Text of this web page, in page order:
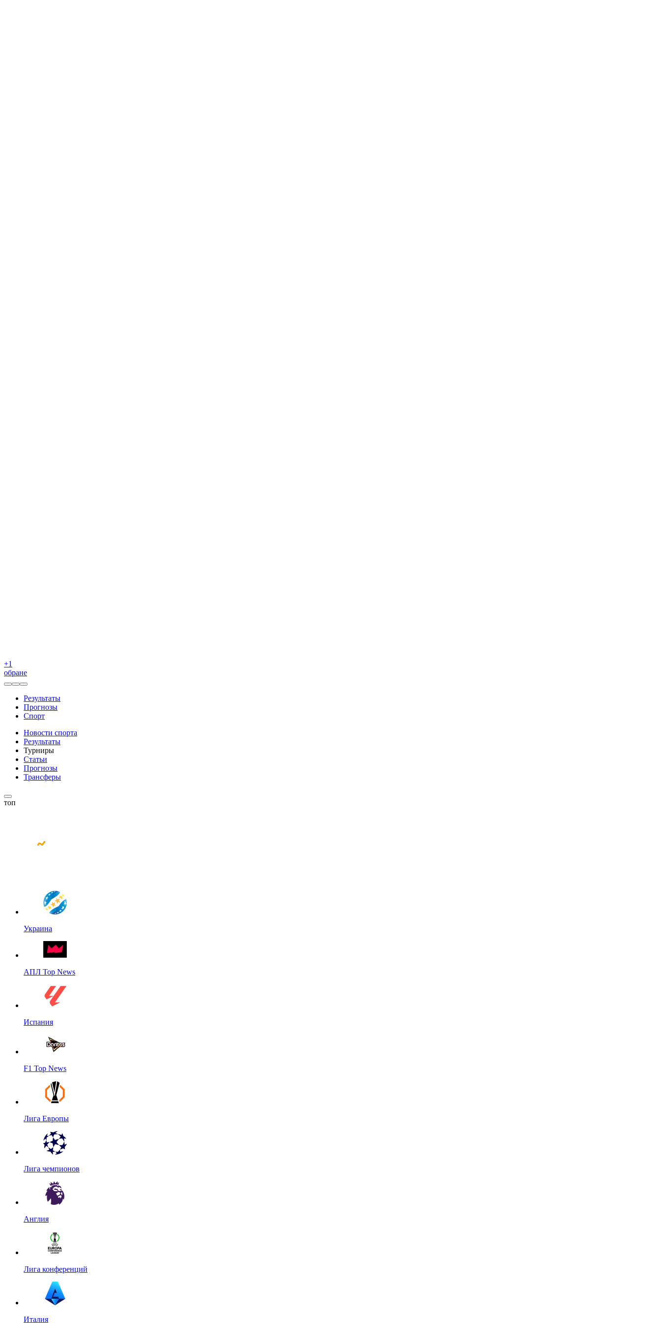
+1
обране
Результаты
Прогнозы
Спорт
Новости спорта
Результаты
Турниры
Статьи
Прогнозы
Трансферы
топ
Украина
АПЛ Top News
Испания
F1 Top News
Лига Европы
Лига чемпионов
Англия
Лига конференций
Италия